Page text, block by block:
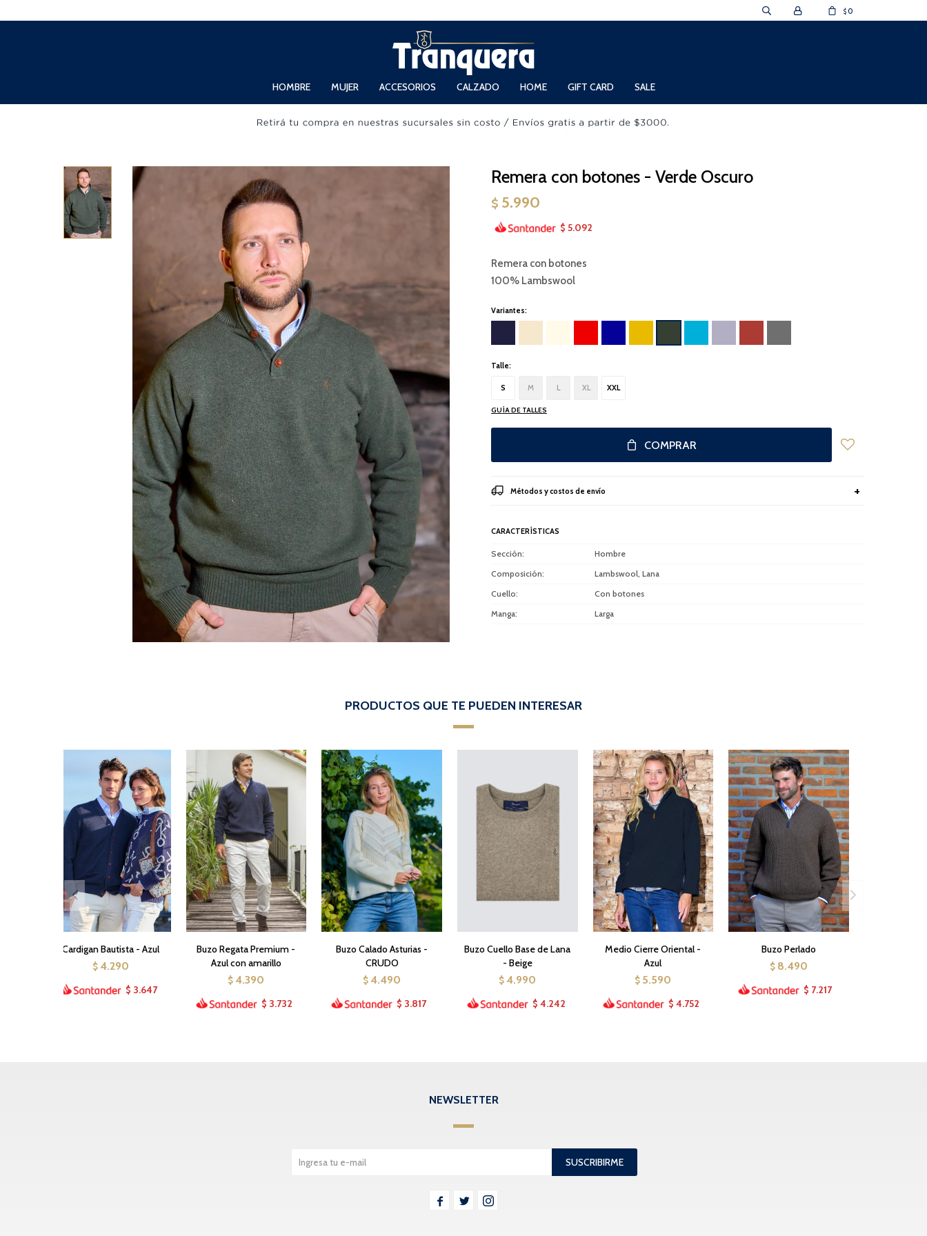
HOMBRE MUJER ACCESORIOS CALZADO HOME GIFT CARD SALE
$ 0
Remera con botones - Verde Oscuro
$ 5.990
$ 5.092
Remera con botones
100% Lambswool
Variantes:
Talle:
S M L XL XXL
GUÍA DE TALLES
COMPRAR
Métodos y costos de envío
CARACTERÍSTICAS
Sección
Hombre
Composición
Lambswool, Lana
Cuello
Con botones
Manga
Larga
PRODUCTOS QUE TE PUEDEN INTERESAR
Cardigan Bautista - Azul
$ 4.290
$ 3.647
Buzo Regata Premium -
Azul con amarillo
$ 4.390
$ 3.732
Buzo Calado Asturias -
CRUDO
$ 4.490
$ 3.817
Buzo Cuello Base de Lana
- Beige
$ 4.990
$ 4.242
Medio Cierre Oriental -
Azul
$ 5.590
$ 4.752
Buzo Perlado
$ 8.490
$ 7.217
NEWSLETTER
SUSCRIBIRME
  